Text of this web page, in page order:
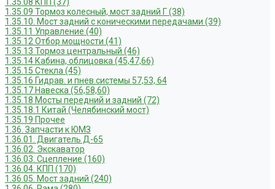
1.35.09 Тормоз колесный, мост задний Г (38)
1.35.10. Мост задний с коническими передачами (39)
1.35.11 Управление (40)
1.35.12 Отбор мощности (41)
1.35.13 Тормоз центральный (46)
1.35.14 Кабина, облицовка (45,47,66)
1.35.15 Стекла (45)
1.35.16 Гидрав. и пнев.системы 57,53, 64
1.35.17 Навеска (56,58,60)
1.35.18 Мосты передний и задний (72)
1.35.18.1 Китай (Челябинский мост)
1.35.19 Прочее
1.36. Запчасти к ЮМЗ
1.36.01. Двигатель Д-65
1.36.02. Экскаватор
1.36.03. Сцепление (160)
1.36.04. КПП (170)
1.36.05. Мост задний (240)